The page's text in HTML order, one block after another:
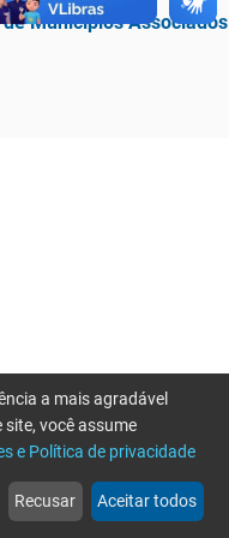
Municípios Associados
web
Notícias
more_horiz
Mais
a mais agradável
você assume
e Política de privacidade
Recusar Aceitar todos
novamente